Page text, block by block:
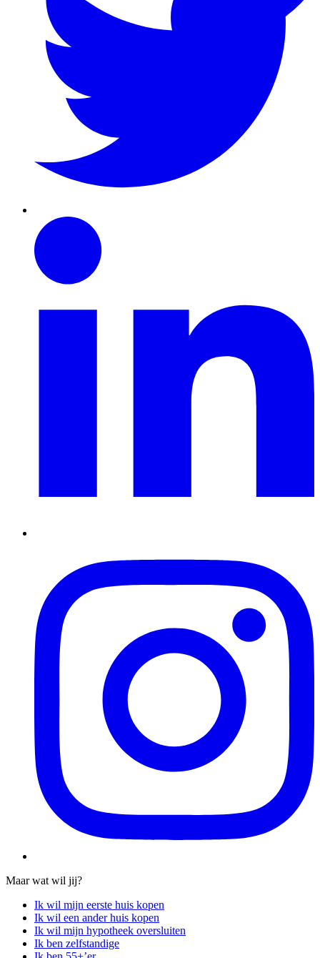
Maar wat wil jij?
Ik wil mijn eerste huis kopen
Ik wil een ander huis kopen
Ik wil mijn hypotheek oversluiten
Ik ben zelfstandige